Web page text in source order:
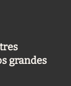
grandes